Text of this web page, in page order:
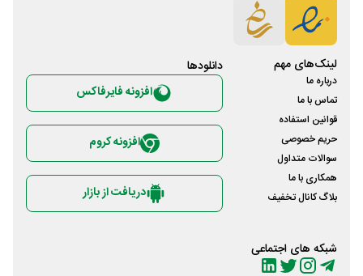
لینک‌های مهم
درباره ما
تماس با ما
قوانین استفاده
حریم خصوصی
سوالات متداول
همکاری با ما
بلاگ کانال تخفیف
شبکه های اجتماعی
دانلود‌ها
افزونه فایرفاکس
افزونه کروم
دریافت از بازار